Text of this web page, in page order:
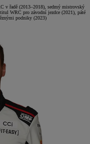
v řadě (2013–2018), sedmý mistrovský
WRC pro závodní jezdce (2021), páté
podniky (2023)